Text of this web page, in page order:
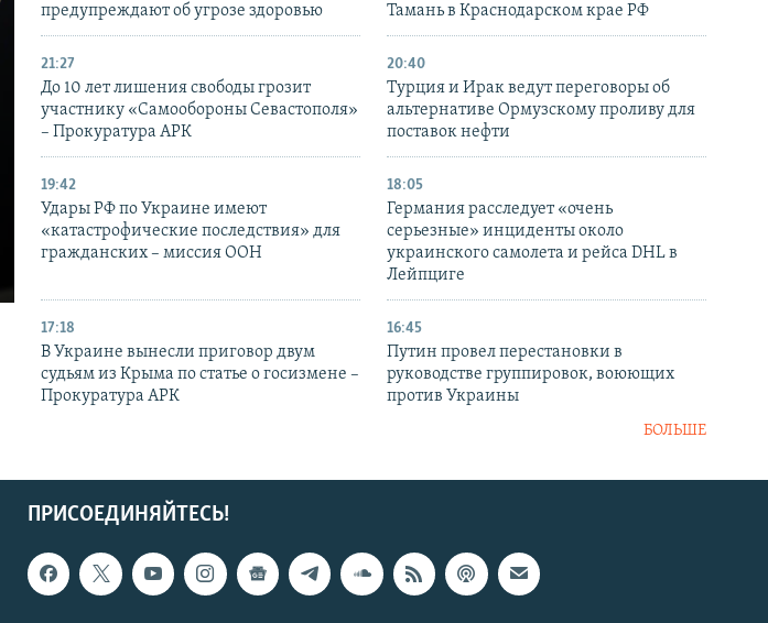
предупреждают об угрозе здоровью
Тамань в Краснодарском крае РФ
21:27
До 10 лет лишения свободы грозит
участнику «Самообороны Севастополя»
– Прокуратура АРК
20:40
Турция и Ирак ведут переговоры об
альтернативе Ормузскому проливу для
поставок нефти
19:42
Удары РФ по Украине имеют
«катастрофические последствия» для
гражданских – миссия ООН
18:05
Германия расследует «очень
серьезные» инциденты около
украинского самолета и рейса DHL в
Лейпциге
17:18
В Украине вынесли приговор двум
судьям из Крыма по статье о госизмене –
Прокуратура АРК
16:45
Путин провел перестановки в
руководстве группировок, воюющих
против Украины
БОЛЬШЕ
ПРИСОЕДИНЯЙТЕСЬ!